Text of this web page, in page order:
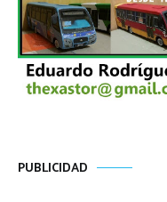
PUBLICIDAD